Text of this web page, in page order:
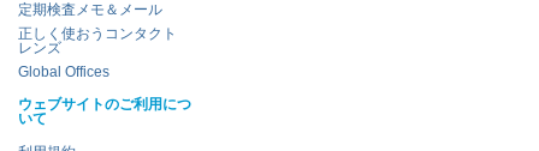
定期検査メモ＆メール
正しく使おうコンタクト
レンズ
Global Offices
ウェブサイトのご利用につ
いて